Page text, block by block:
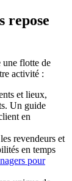
repose
une flotte de
activité :
et lieux,
Un guide
en
revendeurs et
en temps
pour